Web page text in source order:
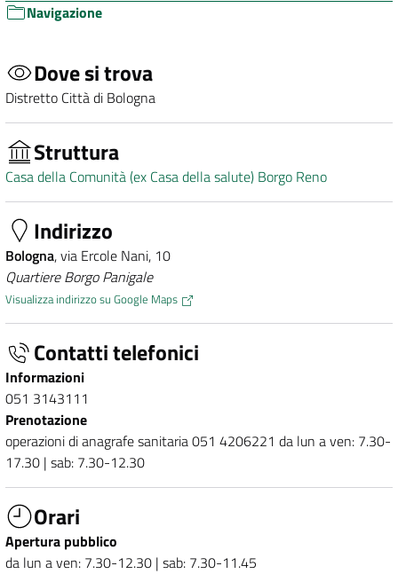
Navigazione
Dove si trova
Distretto Città di Bologna
Struttura
Casa della Comunità (ex Casa della salute) Borgo Reno
Indirizzo
Bologna, via Ercole Nani, 10
Quartiere Borgo Panigale
Visualizza indirizzo su Google Maps
Contatti telefonici
Informazioni
051 3143111
Prenotazione
operazioni di anagrafe sanitaria 051 4206221 da lun a ven: 7.30-
17.30 | sab: 7.30-12.30
Orari
Apertura pubblico
da lun a ven: 7.30-12.30 | sab: 7.30-11.45